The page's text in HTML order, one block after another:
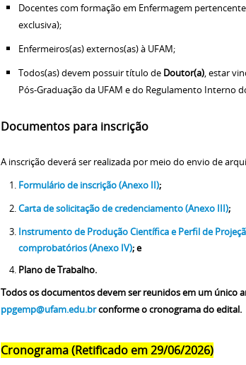
Docentes com formação em Enfermagem
exclusiva);
Enfermeiros(as) externos(as) à UFAM;
Todos(as) devem possuir título de Doutor(a), estar
Pós-Graduação da UFAM e do Regulamento Interno
Documentos para inscrição
A inscrição deverá ser realizada por meio do envio de
Formulário de inscrição (Anexo II);
Carta de solicitação de credenciamento (Anexo III);
Instrumento de Produção Científica e Perfil de
comprobatórios (Anexo IV); e
Plano de Trabalho.
Todos os documentos devem ser reunidos em um único
ppgemp@ufam.edu.brconforme o cronograma do edital.
Cronograma (Retificado em 29/06/2026)